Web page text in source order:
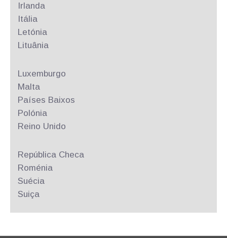
Irlanda
Itália
Letónia
Lituânia
Luxemburgo
Malta
Países Baixos
Polónia
Reino Unido
República Checa
Roménia
Suécia
Suiça